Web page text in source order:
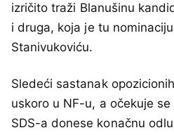
izričito traži Blanušinu
i druga, koja je tu
Stanivukoviću.
Sledeći sastanak
uskoro u NF-u, a očekuje
SDS-a donese konačnu